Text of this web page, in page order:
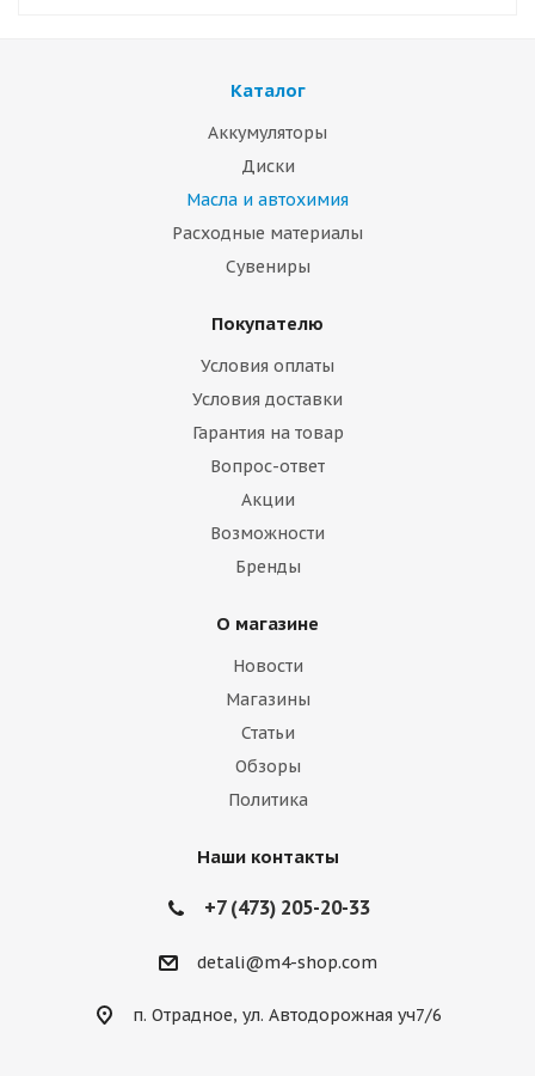
Каталог
Аккумуляторы
Диски
Масла и автохимия
Расходные материалы
Сувениры
Покупателю
Условия оплаты
Условия доставки
Гарантия на товар
Вопрос-ответ
Акции
Возможности
Бренды
О магазине
Новости
Магазины
Статьи
Обзоры
Политика
Наши контакты
+7 (473) 205-20-33
detali@m4-shop.com
п. Отрадное, ул. Автодорожная уч7/6